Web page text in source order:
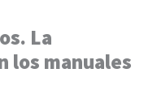
La
los manuales